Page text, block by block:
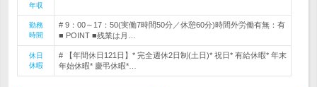
年収
勤務
時間
# 9：00～17：50(実働7時間50分／休憩60分)時間外労働有無：有
■ POINT ■残業は月…
休日
休暇
# 【年間休日121日】* 完全週休2日制(土日)* 祝日* 有給休暇* 年末
年始休暇* 慶弔休暇*…